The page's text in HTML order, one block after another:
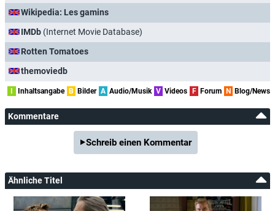
Wikipedia: Les gamins
IMDb (Internet Movie Database)
Rotten Tomatoes
themoviedb
I Inhaltsangabe B Bilder A Audio/Musik V Videos F Forum N Blog/News
Kommentare
Schreib einen Kommentar
Ähnliche Titel